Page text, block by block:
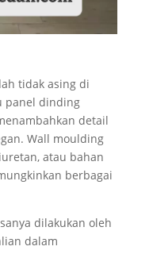
tidak asing di
panel dinding
detail
Wall moulding
atau bahan
berbagai
dilakukan oleh
dalam